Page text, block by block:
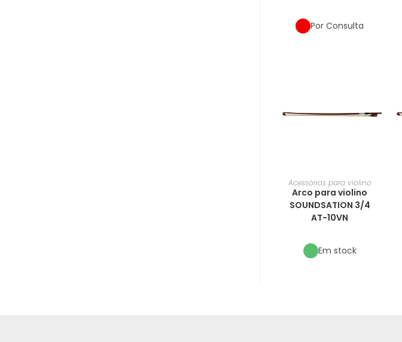
Por Consulta
Acessórios para violino
Arco para violino
SOUNDSATION 3/4
AT-10VN
Em stock